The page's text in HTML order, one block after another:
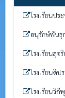
โรงเรียนปร
อนุรักษ์พันธุ
โรงเรียนสุจ
โรงเรียนดีป
โรงเรียนวิถี